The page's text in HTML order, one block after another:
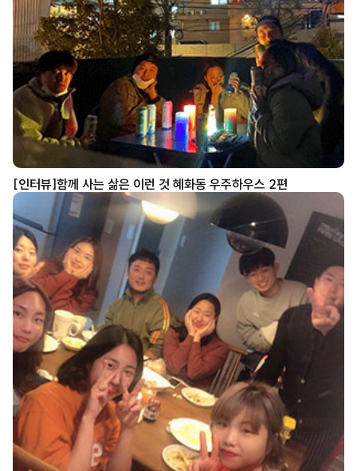
[인터뷰]함께 사는 삶은 이런 것 혜화동 우주하우스 2편